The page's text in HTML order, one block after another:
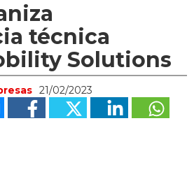
técnica
Solutions
21/02/2023